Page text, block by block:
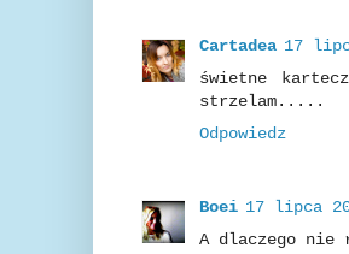
Cartadea 17
świetne
strzelam.....
Odpowiedz
Boei 17 lipca
A dlaczego